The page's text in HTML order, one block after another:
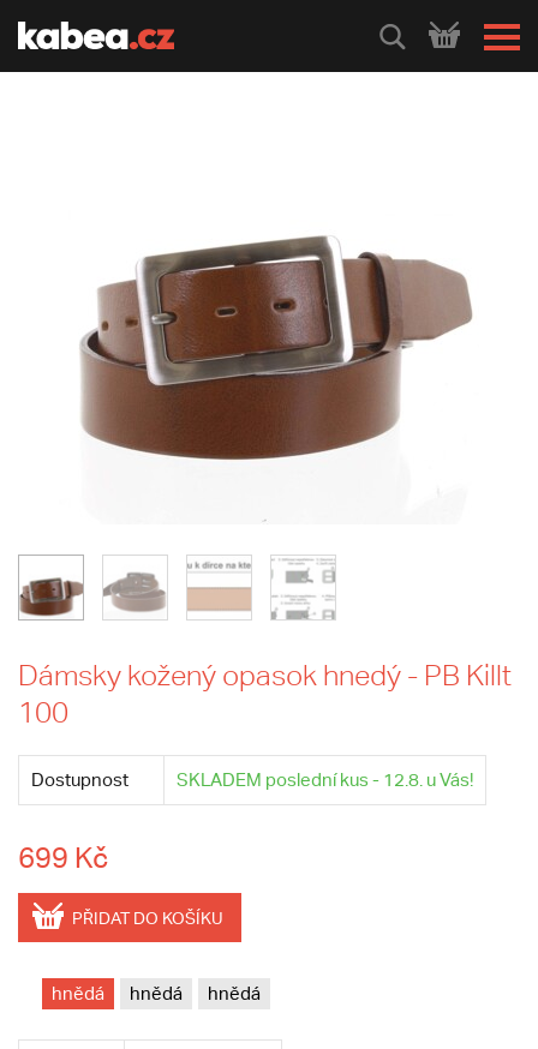
HLEDEJ
Dámsky kožený opasok hnedý - PB Killt
100
Dostupnost SKLADEM poslední kus - 12.8. u Vás!
699 Kč
PŘIDAT DO KOŠÍKU
hnědá hnědá hnědá